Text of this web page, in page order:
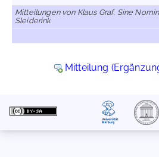
Mitteilungen von Klaus Graf, Sine
Sleiderink
Mitteilung